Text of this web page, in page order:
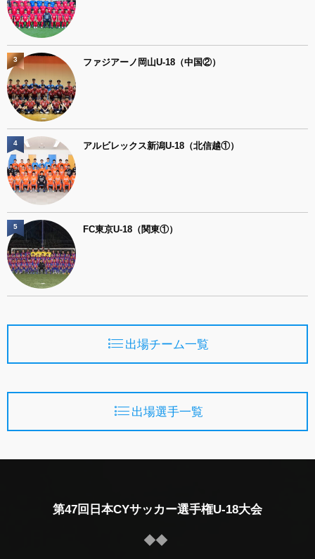
ファジアーノ岡山U-18（中国②）
3
アルビレックス新潟U-18（北信越①）
4
FC東京U-18（関東①）
5
出場チーム一覧
出場選手一覧
第47回日本CYサッカー選手権U-18大会